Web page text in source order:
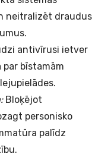
neitralizēt draudus
antivīrusi ietver
par bīstamām
Bloķējot
personisko
palīdz